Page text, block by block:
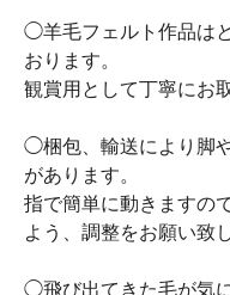
◯羊毛フェルト作品は
おります。
観賞用として丁寧にお
◯梱包、輸送により脚
があります。
指で簡単に動きますの
よう、調整をお願い致
◯飛び出てきた毛が気